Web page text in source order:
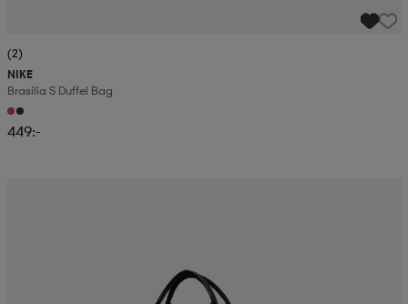
(2)
NIKE
Brasilia S Duffel Bag
449:-